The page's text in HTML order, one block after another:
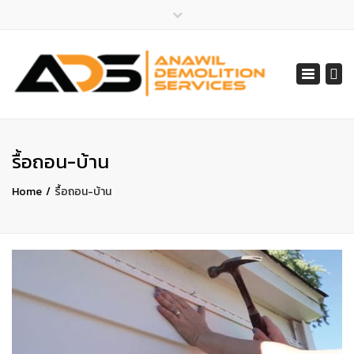
ไลน์ไอดี 065-401-2852
สายด่วน 065-401-2852, 061-548-1805 Toggle
รื้อถอน-บ้าน
Home รื้อถอน-บ้าน